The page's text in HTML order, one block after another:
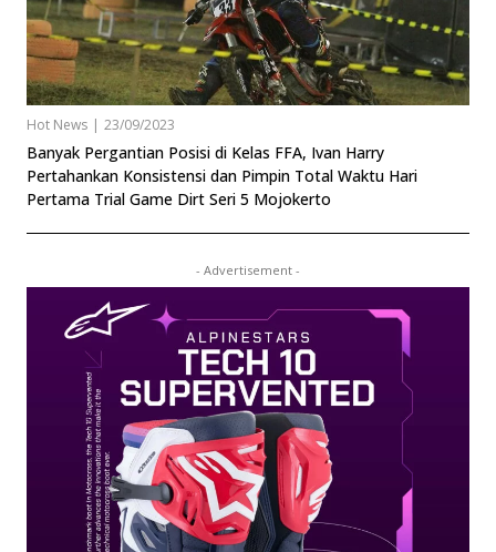
Hot News | 23/09/2023
Banyak Pergantian Posisi di Kelas FFA, Ivan Harry
Pertahankan Konsistensi dan Pimpin Total Waktu Hari
Pertama Trial Game Dirt Seri 5 Mojokerto
- Advertisement -